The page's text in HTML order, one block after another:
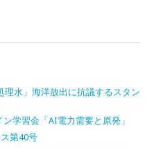
理水」海洋放出に抗議するスタン
学習会「AI電力需要と原発」
第40号